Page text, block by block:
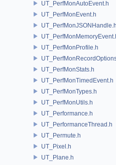
UT_PerfMonAutoEvent.h
UT_PerfMonEvent.h
UT_PerfMonJSONHandle.h
UT_PerfMonProfile.h
UT_PerfMonStats.h
UT_PerfMonTimedEvent.h
UT_PerfMonTypes.h
UT_PerfMonUtils.h
UT_Performance.h
UT_PerformanceThread.h
UT_Permute.h
UT_Pixel.h
UT_Plane.h